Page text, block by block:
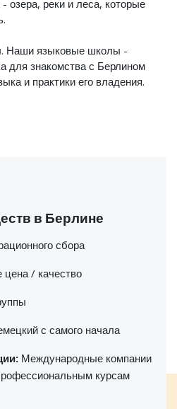
озера, реки и леса, которые
Наши языковые школы -
для знакомства с Берлином
и практики его владения.
в Берлине
сбора
/ качество
с самого начала
Международные компании
курсам